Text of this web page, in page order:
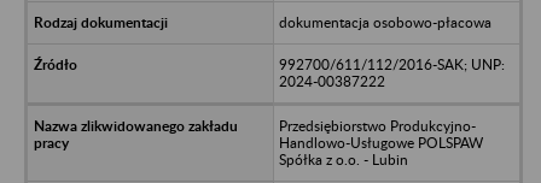
dokumentacja osobowo-płacowa
992700/611/112/2016-SAK; UNP:
2024-00387222
Przedsiębiorstwo Produkcyjno-
Handlowo-Usługowe POLSPAW
Spółka z o.o. - Lubin